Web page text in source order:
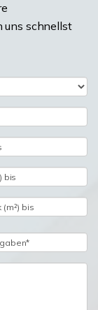
uns schnellst